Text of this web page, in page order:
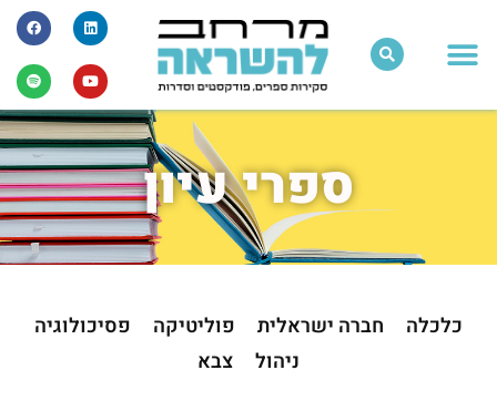
ספרי עיון
כלכלה חברה ישראלית פוליטיקה
פסיכולוגיה
ניהול
צבא